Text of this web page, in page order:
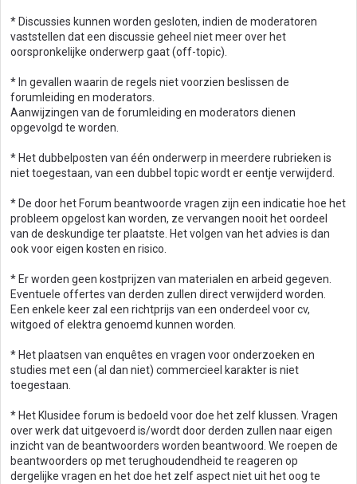
* Discussies kunnen worden gesloten, indien de moderatoren
vaststellen dat een discussie geheel niet meer over het
oorspronkelijke onderwerp gaat (off-topic).
* In gevallen waarin de regels niet voorzien beslissen de
forumleiding en moderators.
Aanwijzingen van de forumleiding en moderators dienen
opgevolgd te worden.
* Het dubbelposten van één onderwerp in meerdere rubrieken is
niet toegestaan, van een dubbel topic wordt er eentje verwijderd.
* De door het Forum beantwoorde vragen zijn een indicatie hoe het
probleem opgelost kan worden, ze vervangen nooit het oordeel
van de deskundige ter plaatste. Het volgen van het advies is dan
ook voor eigen kosten en risico.
* Er worden geen kostprijzen van materialen en arbeid gegeven.
Eventuele offertes van derden zullen direct verwijderd worden.
Een enkele keer zal een richtprijs van een onderdeel voor cv,
witgoed of elektra genoemd kunnen worden.
* Het plaatsen van enquêtes en vragen voor onderzoeken en
studies met een (al dan niet) commercieel karakter is niet
toegestaan.
* Het Klusidee forum is bedoeld voor doe het zelf klussen. Vragen
over werk dat uitgevoerd is/wordt door derden zullen naar eigen
inzicht van de beantwoorders worden beantwoord. We roepen de
beantwoorders op met terughoudendheid te reageren op
dergelijke vragen en het doe het zelf aspect niet uit het oog te